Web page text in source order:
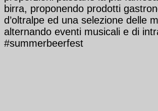
birra, proponendo prodotti
d’oltralpe ed una selezione delle
alternando eventi musicali e di
#summerbeerfest